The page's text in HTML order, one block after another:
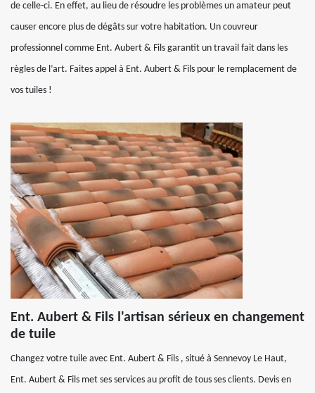
de celle-ci. En effet, au lieu de résoudre les problèmes un amateur peut
causer encore plus de dégâts sur votre habitation. Un couvreur
professionnel comme Ent. Aubert & Fils garantit un travail fait dans les
règles de l’art. Faites appel à Ent. Aubert & Fils pour le remplacement de
vos tuiles !
Ent. Aubert & Fils l'artisan sérieux en changement
de tuile
Changez votre tuile avec Ent. Aubert & Fils , situé à Sennevoy Le Haut,
Ent. Aubert & Fils met ses services au profit de tous ses clients. Devis en